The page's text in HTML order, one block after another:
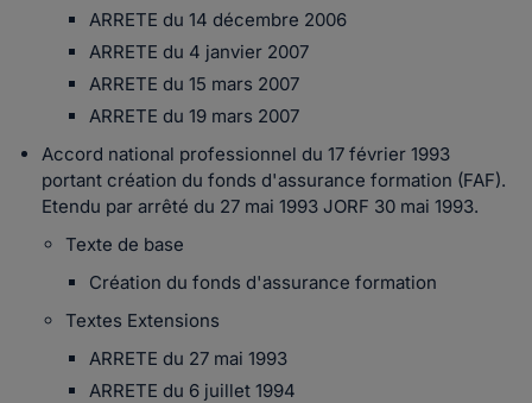
ARRETE du 14 décembre 2006
ARRETE du 4 janvier 2007
ARRETE du 15 mars 2007
ARRETE du 19 mars 2007
Accord national professionnel du 17 février 1993
portant création du fonds d'assurance formation (FAF).
Etendu par arrêté du 27 mai 1993 JORF 30 mai 1993.
Texte de base
Création du fonds d'assurance formation
Textes Extensions
ARRETE du 27 mai 1993
ARRETE du 6 juillet 1994